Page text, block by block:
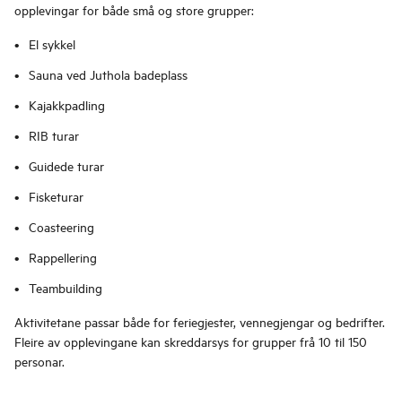
opplevingar for både små og store grupper:
El sykkel
Sauna ved Juthola badeplass
Kajakkpadling
RIB turar
Guidede turar
Fisketurar
Coasteering
Rappellering
Teambuilding
Aktivitetane passar både for feriegjester, vennegjengar og bedrifter.
Fleire av opplevingane kan skreddarsys for grupper frå 10 til 150
personar.